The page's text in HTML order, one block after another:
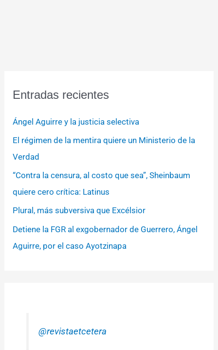
Entradas recientes
Ángel Aguirre y la justicia selectiva
El régimen de la mentira quiere un Ministerio de la
Verdad
“Contra la censura, al costo que sea”, Sheinbaum
quiere cero crítica: Latinus
Plural, más subversiva que Excélsior
Detiene la FGR al exgobernador de Guerrero, Ángel
Aguirre, por el caso Ayotzinapa
@revistaetcetera